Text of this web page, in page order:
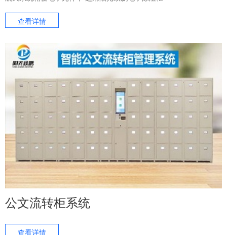
查看详情
公文流转柜系统
查看详情